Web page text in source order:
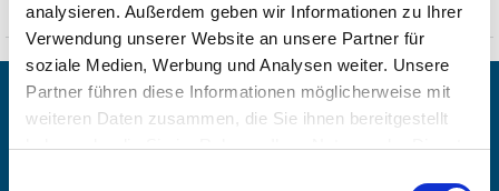
analysieren. Außerdem geben wir Informationen zu Ihrer
Verwendung unserer Website an unsere Partner für
soziale Medien, Werbung und Analysen weiter. Unsere
Partner führen diese Informationen möglicherweise mit
weiteren Daten zusammen, die Sie ihnen bereitgestellt
haben oder die Sie im Rahmen Ihrer Nutzung der Dienste
Unter einem Dach vereint die Akademie Disziplinen wie Malerei,
Grafik, Medienkunst und gestalterische Ausdrucksformen der
zeitgenössischen Kunst. Im Zentrum steht die künstlerische Praxis –
als Raum für Wahrnehmung, Material, Ausdruck und die Entwicklung